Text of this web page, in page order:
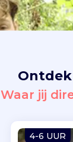
Waar jij
4-6 UUR